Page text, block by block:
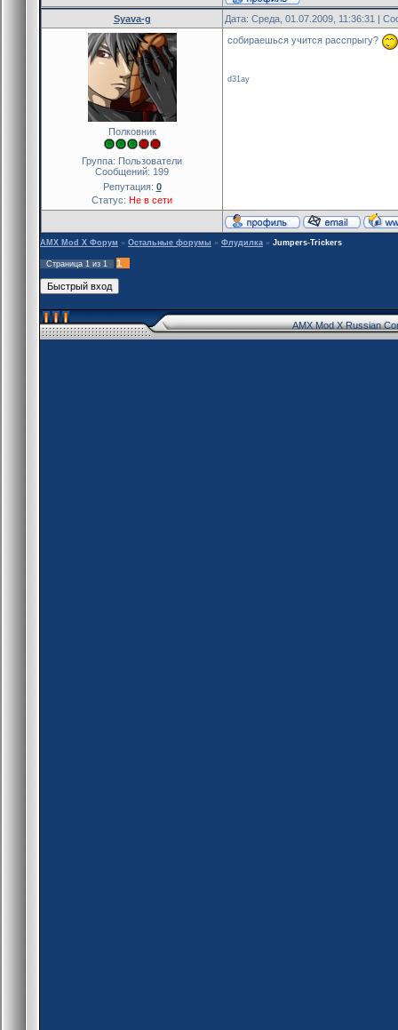
Syava-g Дата: Среда, 01.07.2009, 11:36:31 |
Полковник
Группа: Пользователи
Сообщений: 199
Репутация: 0
Статус: Не в сети
собираешься учится расспрыгу?
d31ay
AMX Mod X Форум » Остальные форумы » Флудилка » Jumpers-Trickers
Страница 1 из 1 1
AMX Mod X Russian